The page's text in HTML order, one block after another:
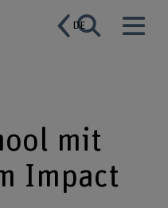
DE
mit
Impact